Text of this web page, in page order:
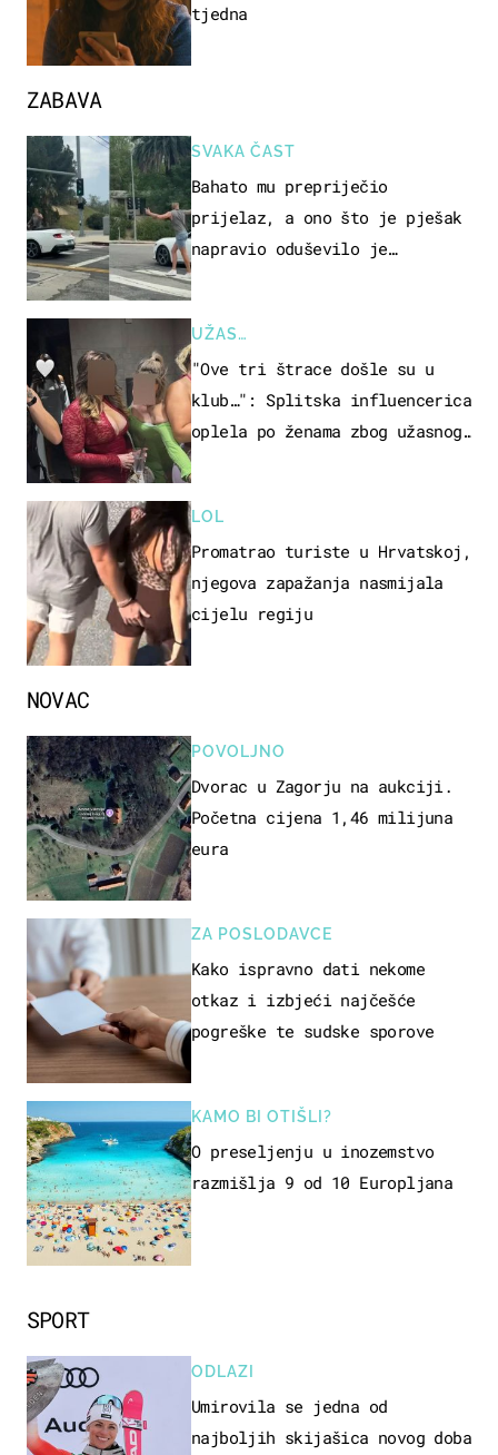
ZABAVA
SVAKA ČAST
Bahato mu prepriječio
prijelaz, a ono što je pješak
napravio oduševilo je
UŽAS…
"Ove tri štrace došle su u
klub…": Splitska influencerica
oplela po ženama zbog užasnog
LOL
Promatrao turiste u Hrvatskoj,
njegova zapažanja nasmijala
cijelu regiju
SPORT
ODLAZI
Umirovila se jedna od
najboljih skijašica novog doba
tjedna
NOVAC
POVOLJNO
Dvorac u Zagorju na aukciji.
Početna cijena 1,46 milijuna
eura
ZA POSLODAVCE
Kako ispravno dati nekome
otkaz i izbjeći najčešće
pogreške te sudske sporove
KAMO BI OTIŠLI?
O preseljenju u inozemstvo
razmišlja 9 od 10 Europljana